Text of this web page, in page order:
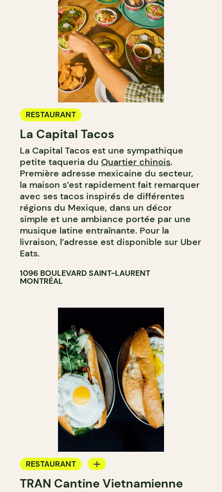
RESTAURANT
La Capital Tacos
La Capital Tacos est une sympathique
petite taqueria du Quartier chinois.
Première adresse mexicaine du secteur,
la maison s’est rapidement fait remarquer
avec ses tacos inspirés de différentes
régions du Mexique, dans un décor
simple et une ambiance portée par une
musique latine entraînante. Pour la
livraison, l’adresse est disponible sur Uber
Eats.
1096 BOULEVARD SAINT-LAURENT
MONTRÉAL
RESTAURANT
COMPTOIR
TRAN Cantine Vietnamienne